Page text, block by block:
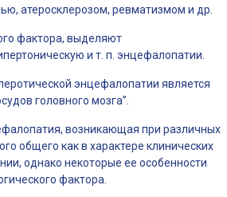
атеросклерозом, ревматизмом и др.
фактора, выделяют
и т. п. энцефалопатии.
энцефалопатии является
головного мозга”.
возникающая при различных
общего как в характере клинических
однако некоторые ее особенности
фактора.